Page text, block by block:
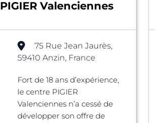
PIGIER Valenciennes
75 Rue Jean Jaurès,
59410 Anzin, France
Fort de 18 ans d’expérience,
le centre PIGIER
Valenciennes n’a cessé de
développer son offre de